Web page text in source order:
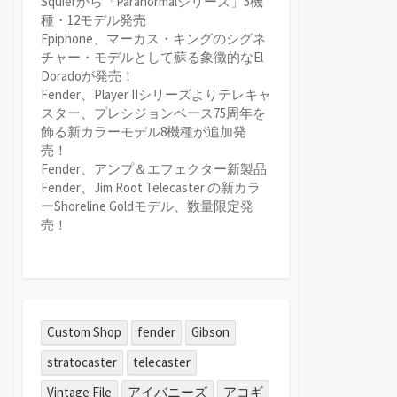
種・12モデル発売
Epiphone、マーカス・キングのシグネ
チャー・モデルとして蘇る象徴的なEl
Doradoが発売！
Fender、Player IIシリーズよりテレキャ
スター、プレシジョンベース75周年を
飾る新カラーモデル8機種が追加発
売！
Fender、アンプ＆エフェクター新製品
Fender、Jim Root Telecaster の新カラ
ーShoreline Goldモデル、数量限定発
売！
Custom Shop fender
Gibson
stratocaster
telecaster
Vintage File
アイバニーズ アコギ